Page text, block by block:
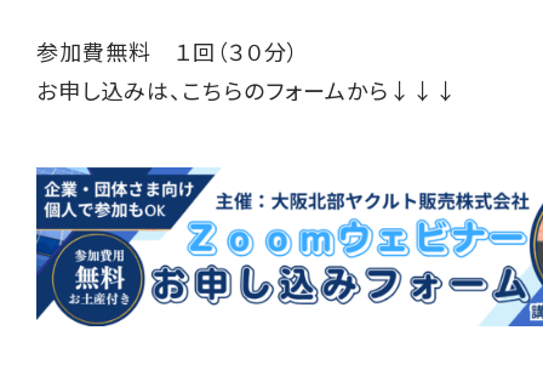
参加費無料 １回（３０分）
お申し込みは、こちらのフォームから↓↓↓